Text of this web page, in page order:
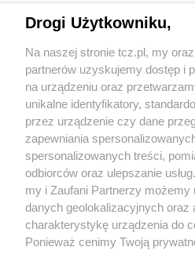
O FIRMIE POLITYKA
REKLAMA WSPÓŁPRACA RSS
Nasze
Aktualności
Tcz24
Drogi Użytkowniku,
Na naszej stronie tcz.pl, my
partnerów uzyskujemy dostęp i
na urządzeniu oraz
unikalne identyfikatory,
przez urządzenie czy dane
zapewniania
spersonalizowanych treści,
odbiorców oraz ulepszanie
my i Zaufani Partnerzy możemy
danych geolokalizacyjnych oraz
charakterystykę urządzenia do
Ponieważ cenimy Twoją